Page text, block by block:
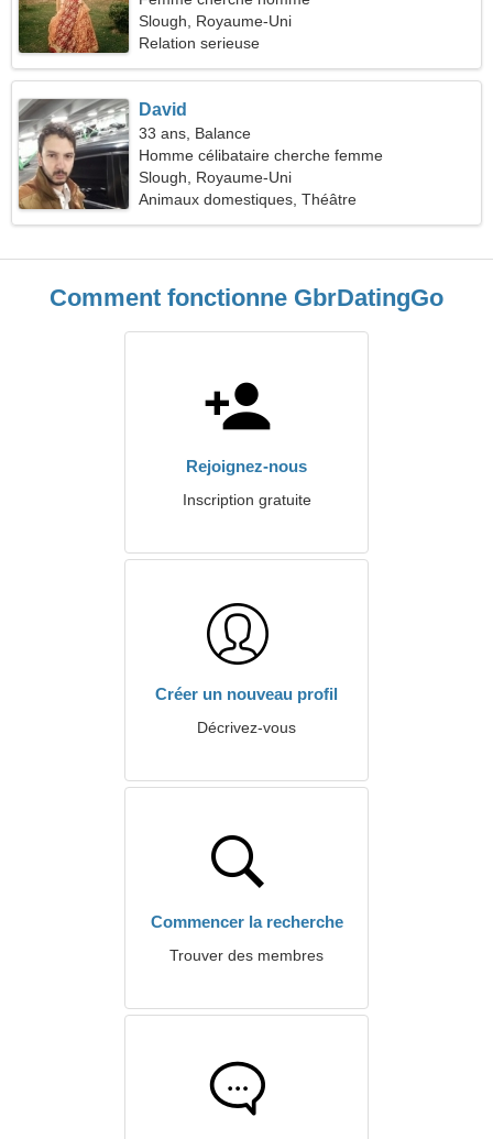
Slough, Royaume-Uni
Relation serieuse
David
33 ans, Balance
Homme célibataire cherche femme
Slough, Royaume-Uni
Animaux domestiques, Théâtre
Comment fonctionne GbrDatingGo
Rejoignez-nous
Inscription gratuite
Créer un nouveau profil
Décrivez-vous
Commencer la recherche
Trouver des membres